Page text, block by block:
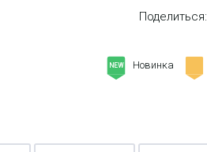
Поделиться:
NEW Новинка